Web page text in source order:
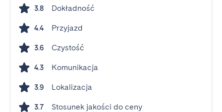
3.8 Dokładność
4.4 Przyjazd
3.6 Czystość
4.3 Komunikacja
3.9 Lokalizacja
3.7 Stosunek jakości do ceny